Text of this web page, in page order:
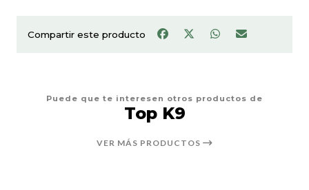
Compartir este producto
Puede que te interesen otros productos de
Top K9
VER MÁS PRODUCTOS